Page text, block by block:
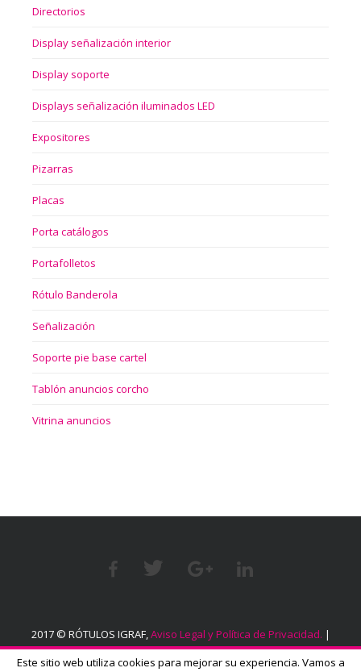
Directorios
Display señalización interior
Display soporte
Displays señalización iluminados LED
Expositores
Pizarras
Placas
Porta catálogos
Portafolletos
Rótulo Banderola
Señalización
Soporte pie base cartel
Tablón anuncios corcho
Vitrina anuncios
2017 © RÓTULOS IGRAF,Aviso Legal y Política de Privacidad. |
Política sobre el uso de cookies.
Este sitio web utiliza cookies para mejorar su experiencia. Vamos a